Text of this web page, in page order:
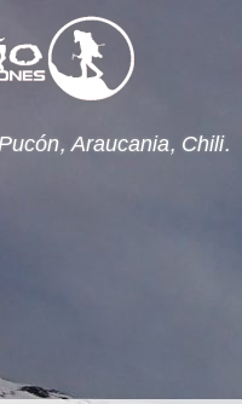
Araucania, Chili.